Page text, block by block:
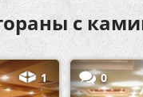
с
1 0